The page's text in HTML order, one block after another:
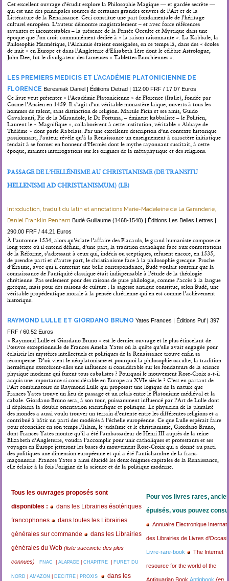
Cet excellent ouvrage d’érudit explore la Philosophie Magique — et gardée secrète —
qui est une des principales sources de certaines grandes œuvres de l’Art et de la
Littérature de la Renaissance. Ceci constitue une part fondamentale de l’héritage
culturel européen. L’auteur démontre magistralement – et avec force références
savantes et incontestables – la présence de la Pensée Occulte et Mystique dans une
époque que l’on croit communément dédiée à « la raison raisonnante ». La Kabbale, la
Philosophie Hermétique, l’Alchimie étaient enseignées, en ce temps là, dans des « écoles
de nuit » en Europe et dans l’Angleterre d’Elisabeth 1ère dont le célèbre Astrologue,
John Dee, fut le divulgateur des fameuses « Tablettes Enochiennes ».
LES PREMIERS MEDICIS ET L’ACADÉMIE PLATONICIENNE DE
FLORENCE Beresniak Daniel | Éditions Detrad | 112.00 FRF / 17.07 Euros
Ce livre veut présenter « l’Académie Platonicienne » de Florence (Italie), fondée par
Cosme l’Ancien en 1459. Il s’agit d’un véritable monastère laïque, ouverts à tous les
hommes de talent, sans distinction de religion. Marsile Ficin et ses amis, Guido
Cavalcanti, Pic de la Mirandole, le Dr Fortuna, – éminent kabbaliste – le Politien,
Laurent le « Magnifique », collaborèrent à cette institution, véritable « Abbaye de
Thélème » dont parle Rabelais. Par une excellente description d’un contexte historique
passionnant, l’auteur révèle qu’à la Renaissance un enseignement à caractère initiatique
tendait à se former en honneur d’Hermès dont le mythe rayonnant suscitait, à cette
époque, maintes interrogations sur les origines de la métaphysique et des religions.
PASSAGE DE L’HELLÉNISME AU CHRISTIANISME (DE TRANSITU
HELLENISMI AD CHRISTIANISMUM) (LE)
Introduction, traduit du latin et annotations Marie-Madeleine de La Garanderie,
Daniel Franklin Penham Budé Guillaume (1468-1540) | Éditions Les Belles Lettres |
290.00 FRF / 44.21 Euros
À l’automne 1534, alors qu’éclate l’affaire des Placards, le grand humaniste compose ce
long texte où il entend définir, d’une part, la tradition catholique face aux contestations
de la Réforme, s’adressant à ceux qui, indécis ou sceptiques, refusent encore, en 1535,
de prendre parti et d’autre part, le christianisme face à la philosophie grecque. Proche
d’Érasme, avec qui il entretint une belle correspondance, Budé voulait soutenir que la
connaissance de l’antiquité classique était indispensable à l’étude de la théologie
chrétienne. Pas seulement pour des raisons de pure philologie, comme l’accès à la langue
grecque, mais pour des raisons de culture : la sagesse antique constitue, selon Budé, une
véritable propédeutique morale à la pensée chrétienne qui en est comme l’achèvement
historique.
RAYMOND LULLE ET GIORDANO BRUNO Yates Frances | Éditions Puf | 397
FRF / 60.52 Euros
« Raymond Lulle et Giordano Bruno » est le dernier ouvrage et le plus étincelant de
l’œuvre exceptionnelle de Frances Amelia Yates où la quête qu’elle avait engagée pour
éclaircir les mystères intellectuels et politiques de la Renaissance trouve enfin sa
récompense. D’où vient le néoplatonisme et pourquoi la philosophie occulte, la tradition
hermétique exercèrent-elles une influence si considérable sur les fondateurs de la science
physique moderne qui furent tous cabalistes ? Pourquoi le mouvement Rose-Croix a-t-il
acquis une importance si considérable en Europe au XVIe siècle ? C’est en partant de
l’Art combinatoire de Raymond Lulle qui proposait une logique de la nature que
Frances Yates trouve un lieu de passage et un relais entre le Platonisme médiéval et la
cabale. Giordano Bruno sera, à son tour, puissamment influencé par l’Art de Lulle dont
il déploiera la double orientation scientifique et politique. Le physicien de la pluralité
des mondes a aussi voulu trouver un terrain d’entente entre les différentes religions et a
contribué à bâtir un parti des modérés à l’échelle européenne. Ce que Lulle espérait faire
pour réconcilier en son temps l’Islam, le judaïsme et le christianisme, Giordano Bruno,
dont Frances Yates montre qu’il a été l’ambassadeur de Henri III auprès de la reine
Elizabeth d’Angleterre, voudra l’accomplir pour unir catholiques et protestants et ses
voyages en Europe jetteront les bases du mouvement Rose-Croix qui a donné au parti
des politiques une dimension européenne et qui a été l’antichambre de la franc-
maçonnerie. Frances Yates a ainsi élucidé les deux énigmes capitales de la Renaissance,
elle éclaire à la fois l’origine de la science et de la politique moderne.
Pour vos livres rares,
épuisés, vous pouvez
Annuaire Electronique
des Librairies de Livres
Livre-rare-book The Internet
resource for the world of the
Antiquarian BookAntiqbook (en
Tous les ouvrages proposés sont
disponibles :
dans les Librairies ésotériques
francophones
dans toutes les Librairies
générales sur commande
dans les Librairies
générales du Web(liste succincte des plus
connues) FNAC |ALAPAGE |CHAPITRE FURET DU
NORD |AMAZON DECITRE PROXIS dans les